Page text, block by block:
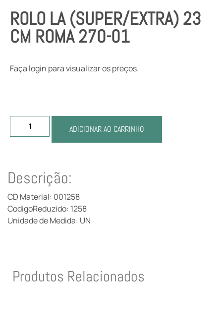
ROLO LA (SUPER/EXTRA) 23
CM ROMA 270-01
Faça login para visualizar os preços.
ADICIONAR AO CARRINHO
Descrição:
CD Material: 001258
CodigoReduzido: 1258
Unidade de Medida: UN
Produtos Relacionados